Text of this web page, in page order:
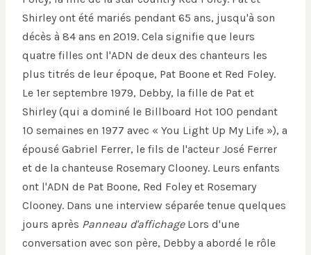
Shirley ont été mariés pendant 65 ans, jusqu'à son
décès à 84 ans en 2019. Cela signifie que leurs
quatre filles ont l'ADN de deux des chanteurs les
plus titrés de leur époque, Pat Boone et Red Foley.
Le 1er septembre 1979, Debby, la fille de Pat et
Shirley (qui a dominé le Billboard Hot 100 pendant
10 semaines en 1977 avec « You Light Up My Life »), a
épousé Gabriel Ferrer, le fils de l'acteur José Ferrer
et de la chanteuse Rosemary Clooney. Leurs enfants
ont l'ADN de Pat Boone, Red Foley et Rosemary
Clooney. Dans une interview séparée tenue quelques
jours après Panneau d'affichageLors d'une
conversation avec son père, Debby a abordé le rôle